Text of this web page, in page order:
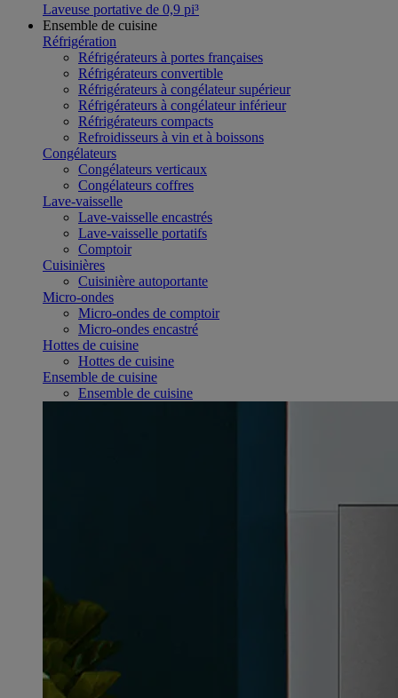
Laveuse portative de 0,9 pi³
Ensemble de cuisine
Réfrigération
Réfrigérateurs à portes françaises
Réfrigérateurs convertible
Réfrigérateurs à congélateur supérieur
Réfrigérateurs à congélateur inférieur
Réfrigérateurs compacts
Refroidisseurs à vin et à boissons
Congélateurs
Congélateurs verticaux
Congélateurs coffres
Lave-vaisselle
Lave-vaisselle encastrés
Lave-vaisselle portatifs
Comptoir
Cuisinières
Cuisinière autoportante
Micro-ondes
Micro-ondes de comptoir
Micro-ondes encastré
Hottes de cuisine
Hottes de cuisine
Ensemble de cuisine
Ensemble de cuisine